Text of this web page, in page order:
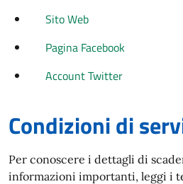
Sito Web
Pagina Facebook
Account Twitter
Condizioni di
Per conoscere i dettagli di
informazioni importanti, leggi i